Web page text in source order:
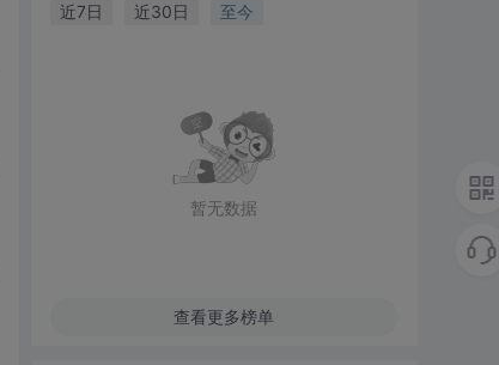
近7日 近30日 至今
暂无数据
查看更多榜单